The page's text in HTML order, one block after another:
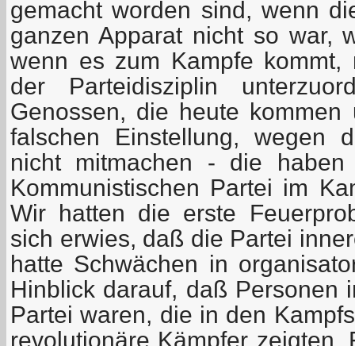
gemacht worden sind, wenn
ganzen Apparat nicht so war,
wenn es zum Kampfe kommt,
der Parteidisziplin
Genossen, die heute
falschen Einstellung, wegen
nicht mitmachen - die
Kommunistischen Partei im
Wir hatten die erste
sich erwies, daß die Partei
hatte Schwächen in
Hinblick darauf, daß Personen
Partei waren, die in den
revolutionäre Kämpfer zeigten.